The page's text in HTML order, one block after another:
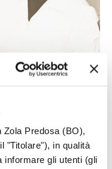
Predosa (BO),
"Titolare"), in qualità
informare gli utenti (gli